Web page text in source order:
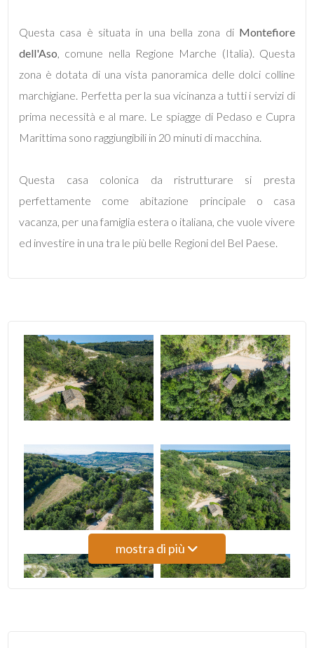
Questa casa è situata in una bella zona di Montefiore
dell'Aso, comune nella Regione Marche (Italia). Questa
zona è dotata di una vista panoramica delle dolci colline
marchigiane. Perfetta per la sua vicinanza a tutti i servizi di
prima necessità e al mare. Le spiagge di Pedaso e Cupra
Marittima sono raggiungibili in 20 minuti di macchina.
Questa casa colonica da ristrutturare si presta
perfettamente come abitazione principale o casa
vacanza, per una famiglia estera o italiana, che vuole vivere
ed investire in una tra le più belle Regioni del Bel Paese.
mostra di più
5
5+
Bagni
Qualsiasi
1
4
5
5+
Camere
minime